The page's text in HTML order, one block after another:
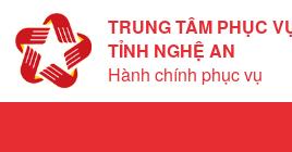
TRUNG TÂM PHỤC
TỈNH NGHỆ AN
Hành chính phục vụ